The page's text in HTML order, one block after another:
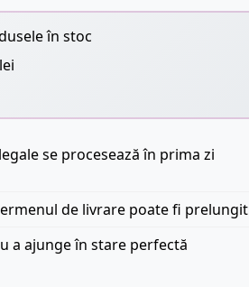
în stoc
se procesează în prima zi
de livrare poate fi prelungit
a ajunge în stare perfectă